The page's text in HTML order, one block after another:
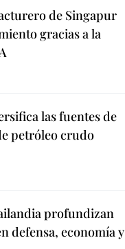
de Singapur
gracias a la
las fuentes de
petróleo crudo
profundizan
defensa, economía y